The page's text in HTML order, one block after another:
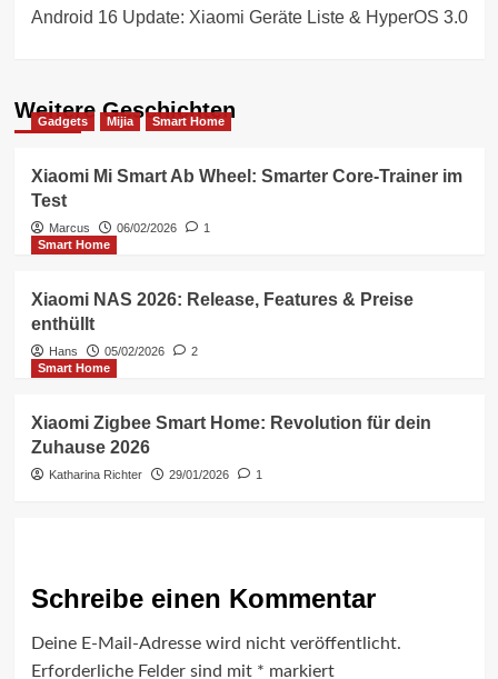
Android 16 Update: Xiaomi Geräte Liste & HyperOS 3.0
Weitere Geschichten
Gadgets Mijia Smart Home
Xiaomi Mi Smart Ab Wheel: Smarter Core-Trainer im
Test
Marcus 06/02/2026
1
Smart Home
Xiaomi NAS 2026: Release, Features & Preise
enthüllt
Hans 05/02/2026
2
Smart Home
Xiaomi Zigbee Smart Home: Revolution für dein
Zuhause 2026
Katharina Richter 29/01/2026 1
Schreibe einen Kommentar
Deine E-Mail-Adresse wird nicht veröffentlicht.
Erforderliche Felder sind mit * markiert